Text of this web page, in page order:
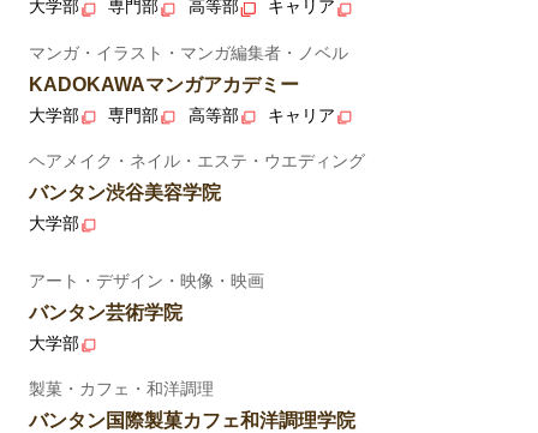
大学部 専門部 高等部 キャリア
マンガ・イラスト・マンガ編集者・ノベル
KADOKAWAマンガアカデミー
大学部 専門部 高等部 キャリア
ヘアメイク・ネイル・エステ・ウエディング
バンタン渋谷美容学院
大学部
アート・デザイン・映像・映画
バンタン芸術学院
大学部
製菓・カフェ・和洋調理
バンタン国際製菓カフェ和洋調理学院